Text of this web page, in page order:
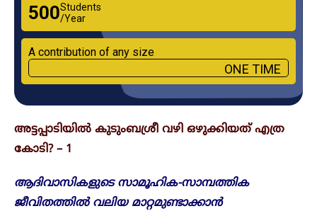
₹500Students
/Year
A contribution of any size
ONE TIME
അട്ടപ്പാടിയിൽ കുടുംബശ്രീ വഴി ഒഴുക്കിയത് എത്ര
കോടി? – 1
ആദിവാസികളുടെ സാമൂഹിക-സാമ്പത്തിക
ജീവിതത്തിൽ വലിയ മാറ്റമുണ്ടാക്കാൻ